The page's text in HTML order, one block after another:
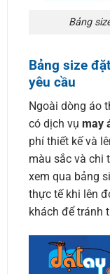
Bảng
Bảng size
yêu cầu
Ngoài dòng áo
có dịch vụ may
phí thiết kế và
màu sắc và chi
xem qua bảng
thực tế khi lên
khách để tránh